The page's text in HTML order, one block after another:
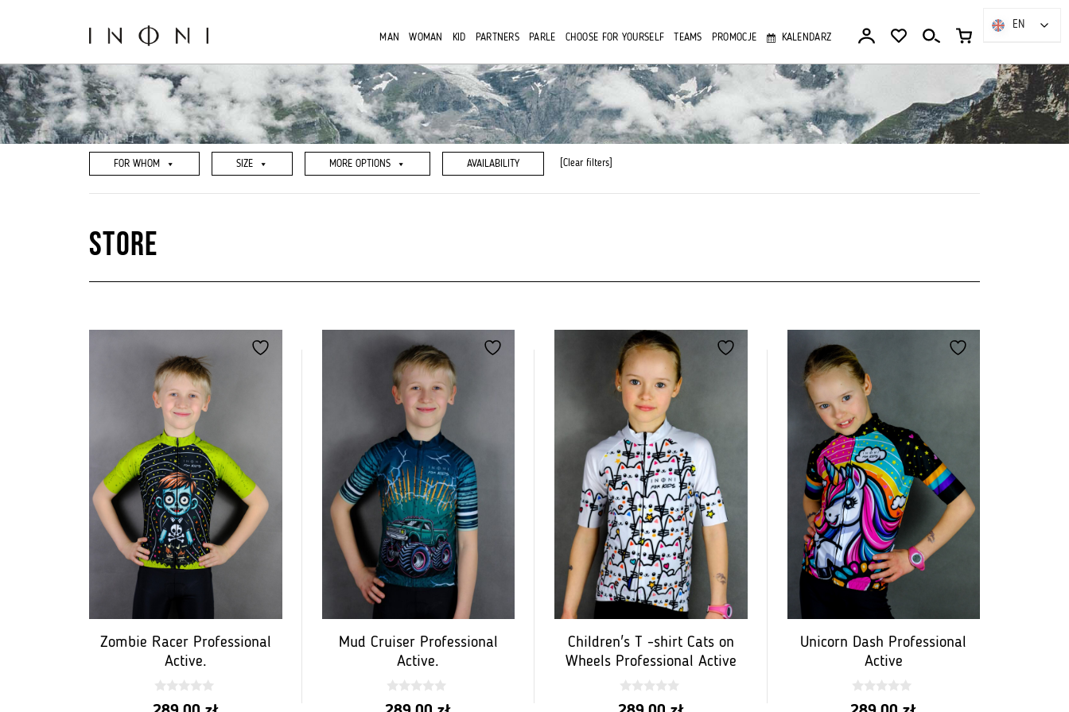
content
MAN WOMAN KID PARTNERS PARLE CHOOSE FOR YOURSELF TEAMS PROMOCJE KALENDARZ
FOR WHOM SIZE MORE OPTIONS AVAILABILITY [Clear filters]
Store
Zombie Racer Professional
Active.
0
Mud Cruiser Professional
Active.
0
Children's T -shirt Cats on
Wheels Professional Active
0
Unicorn Dash Professional
Active
0
EN
EN